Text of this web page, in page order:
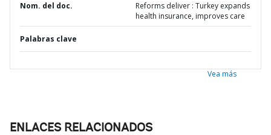
Nom. del doc.
Reforms deliver : Turkey expands
health insurance, improves care
Palabras clave
Vea más
ENLACES RELACIONADOS